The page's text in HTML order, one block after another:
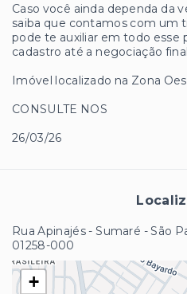
Caso você ainda dependa da
saiba que contamos com um
pode te auxiliar em todo esse
cadastro até a negociação
Imóvel localizado na Zona
CONSULTE NOS
26/03/26
Rua Apinajés - Sumaré - São
01258-000
+